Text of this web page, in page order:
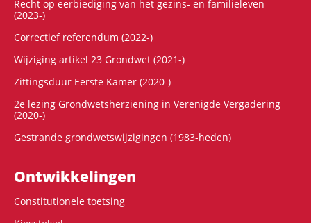
Recht op eerbiediging van het gezins- en familieleven
(2023-)
Correctief referendum (2022-)
Wijziging artikel 23 Grondwet (2021-)
Zittingsduur Eerste Kamer (2020-)
2e lezing Grondwetsherziening in Verenigde Vergadering
(2020-)
Gestrande grondwetswijzigingen (1983-heden)
Ontwikke­lingen
Constitutionele toetsing